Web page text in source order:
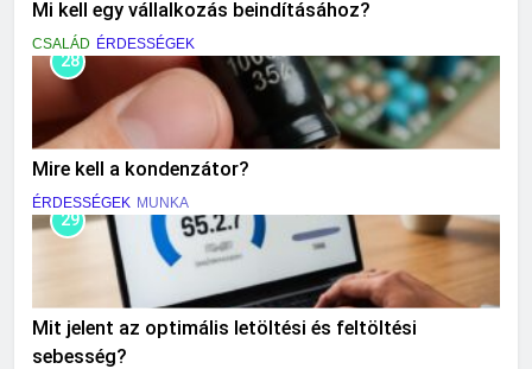
Mi kell egy vállalkozás beindításához?
CSALÁD ÉRDESSÉGEK
28
Mire kell a kondenzátor?
ÉRDESSÉGEK MUNKA
29
Mit jelent az optimális letöltési és feltöltési
sebesség?